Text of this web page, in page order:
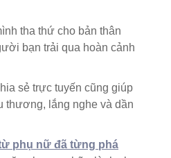
tha thứ cho bản thân
bạn trải qua hoàn cảnh
sẻ trực tuyến cũng giúp
thương, lắng nghe và dần
phụ nữ đã từng phá